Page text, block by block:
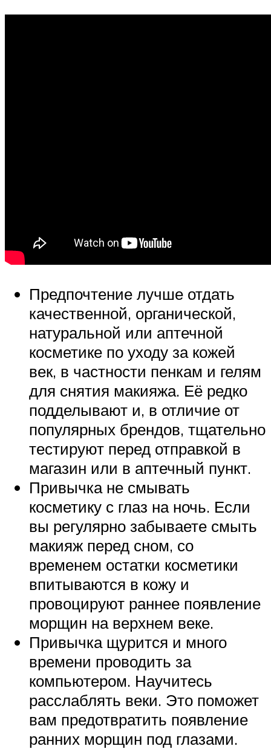
Предпочтение лучше отдать
качественной, органической,
натуральной или аптечной
косметике по уходу за кожей
век, в частности пенкам и гелям
для снятия макияжа. Её редко
подделывают и, в отличие от
популярных брендов, тщательно
тестируют перед отправкой в
магазин или в аптечный пункт.
Привычка не смывать
косметику с глаз на ночь. Если
вы регулярно забываете смыть
макияж перед сном, со
временем остатки косметики
впитываются в кожу и
провоцируют раннее появление
морщин на верхнем веке.
Привычка щурится и много
времени проводить за
компьютером. Научитесь
расслаблять веки. Это поможет
вам предотвратить появление
ранних морщин под глазами.